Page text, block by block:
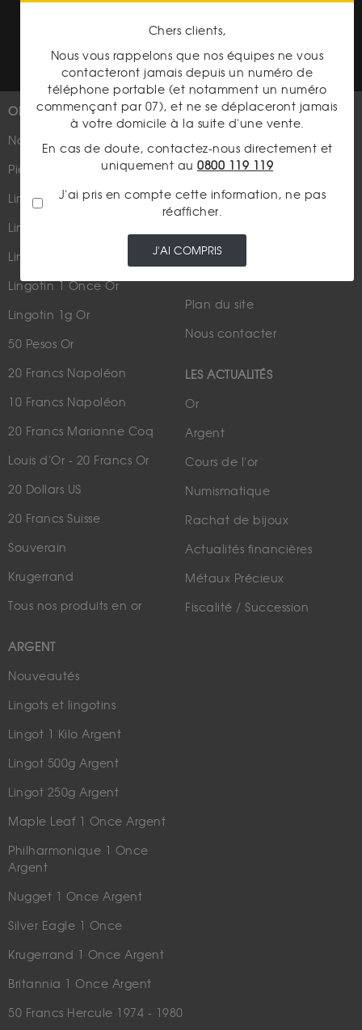
Conditions générales d'utilisation
OR
Nouveautés
Pièces d'or d'investissement
Lingots et lingotins
Lingot 1Kg Or
Lingot 100g Or
Lingotin 1 Once Or
Lingotin 1g Or
50 Pesos Or
20 Francs Napoléon
10 Francs Napoléon
20 Francs Marianne Coq
Louis d'Or - 20 Francs Or
20 Dollars US
20 Francs Suisse
Souverain
Krugerrand
Tous nos produits en or
ARGENT
Nouveautés
Lingots et lingotins
Lingot 1 Kilo Argent
Lingot 500g Argent
Lingot 250g Argent
Maple Leaf 1 Once Argent
Philharmonique 1 Once
Argent
Nugget 1 Once Argent
Silver Eagle 1 Once
Krugerrand 1 Once Argent
Britannia 1 Once Argent
50 Francs Hercule 1974 - 1980
PLUS D'INFOS
Suivez-nous
Parutions dans les médias
Plan du site
Nous contacter
LES ACTUALITÉS
Or
Argent
Cours de l'or
Numismatique
Rachat de bijoux
Actualités financières
Métaux Précieux
Fiscalité / Succession
Chers clients,
Nous vous rappelons que nos équipes ne vous
contacteront jamais depuis un numéro de
téléphone portable (et notamment un numéro
commençant par 07), et ne se déplaceront jamais
à votre domicile à la suite d'une vente.
En cas de doute, contactez-nous directement et
uniquement au 0800 119 119
J'ai pris en compte cette information, ne pas
réafficher.
J'AI COMPRIS